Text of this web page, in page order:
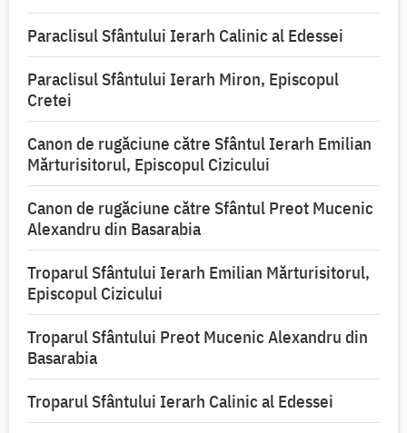
Paraclisul Sfântului Ierarh Calinic al Edessei
Paraclisul Sfântului Ierarh Miron, Episcopul
Cretei
Canon de rugăciune către Sfântul Ierarh Emilian
Mărturisitorul, Episcopul Cizicului
Canon de rugăciune către Sfântul Preot Mucenic
Alexandru din Basarabia
Troparul Sfântului Ierarh Emilian Mărturisitorul,
Episcopul Cizicului
Troparul Sfântului Preot Mucenic Alexandru din
Basarabia
Troparul Sfântului Ierarh Calinic al Edessei